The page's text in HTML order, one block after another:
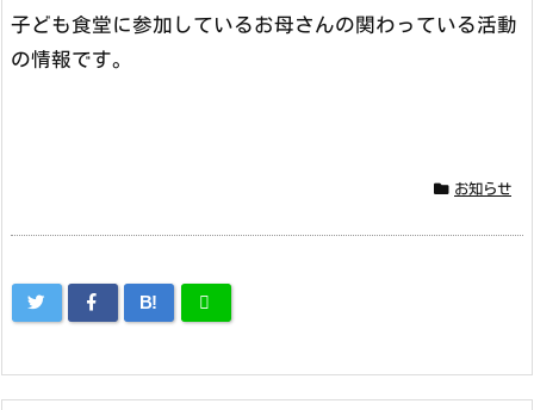
子ども食堂に参加しているお母さんの関わっている活動
の情報です。
お知らせ
B!